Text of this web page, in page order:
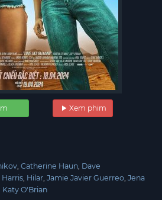
Xem phim
Catherine Haun Dave
Harris Hilar Jamie Javier Guerreo Jena
Katy O'Brian